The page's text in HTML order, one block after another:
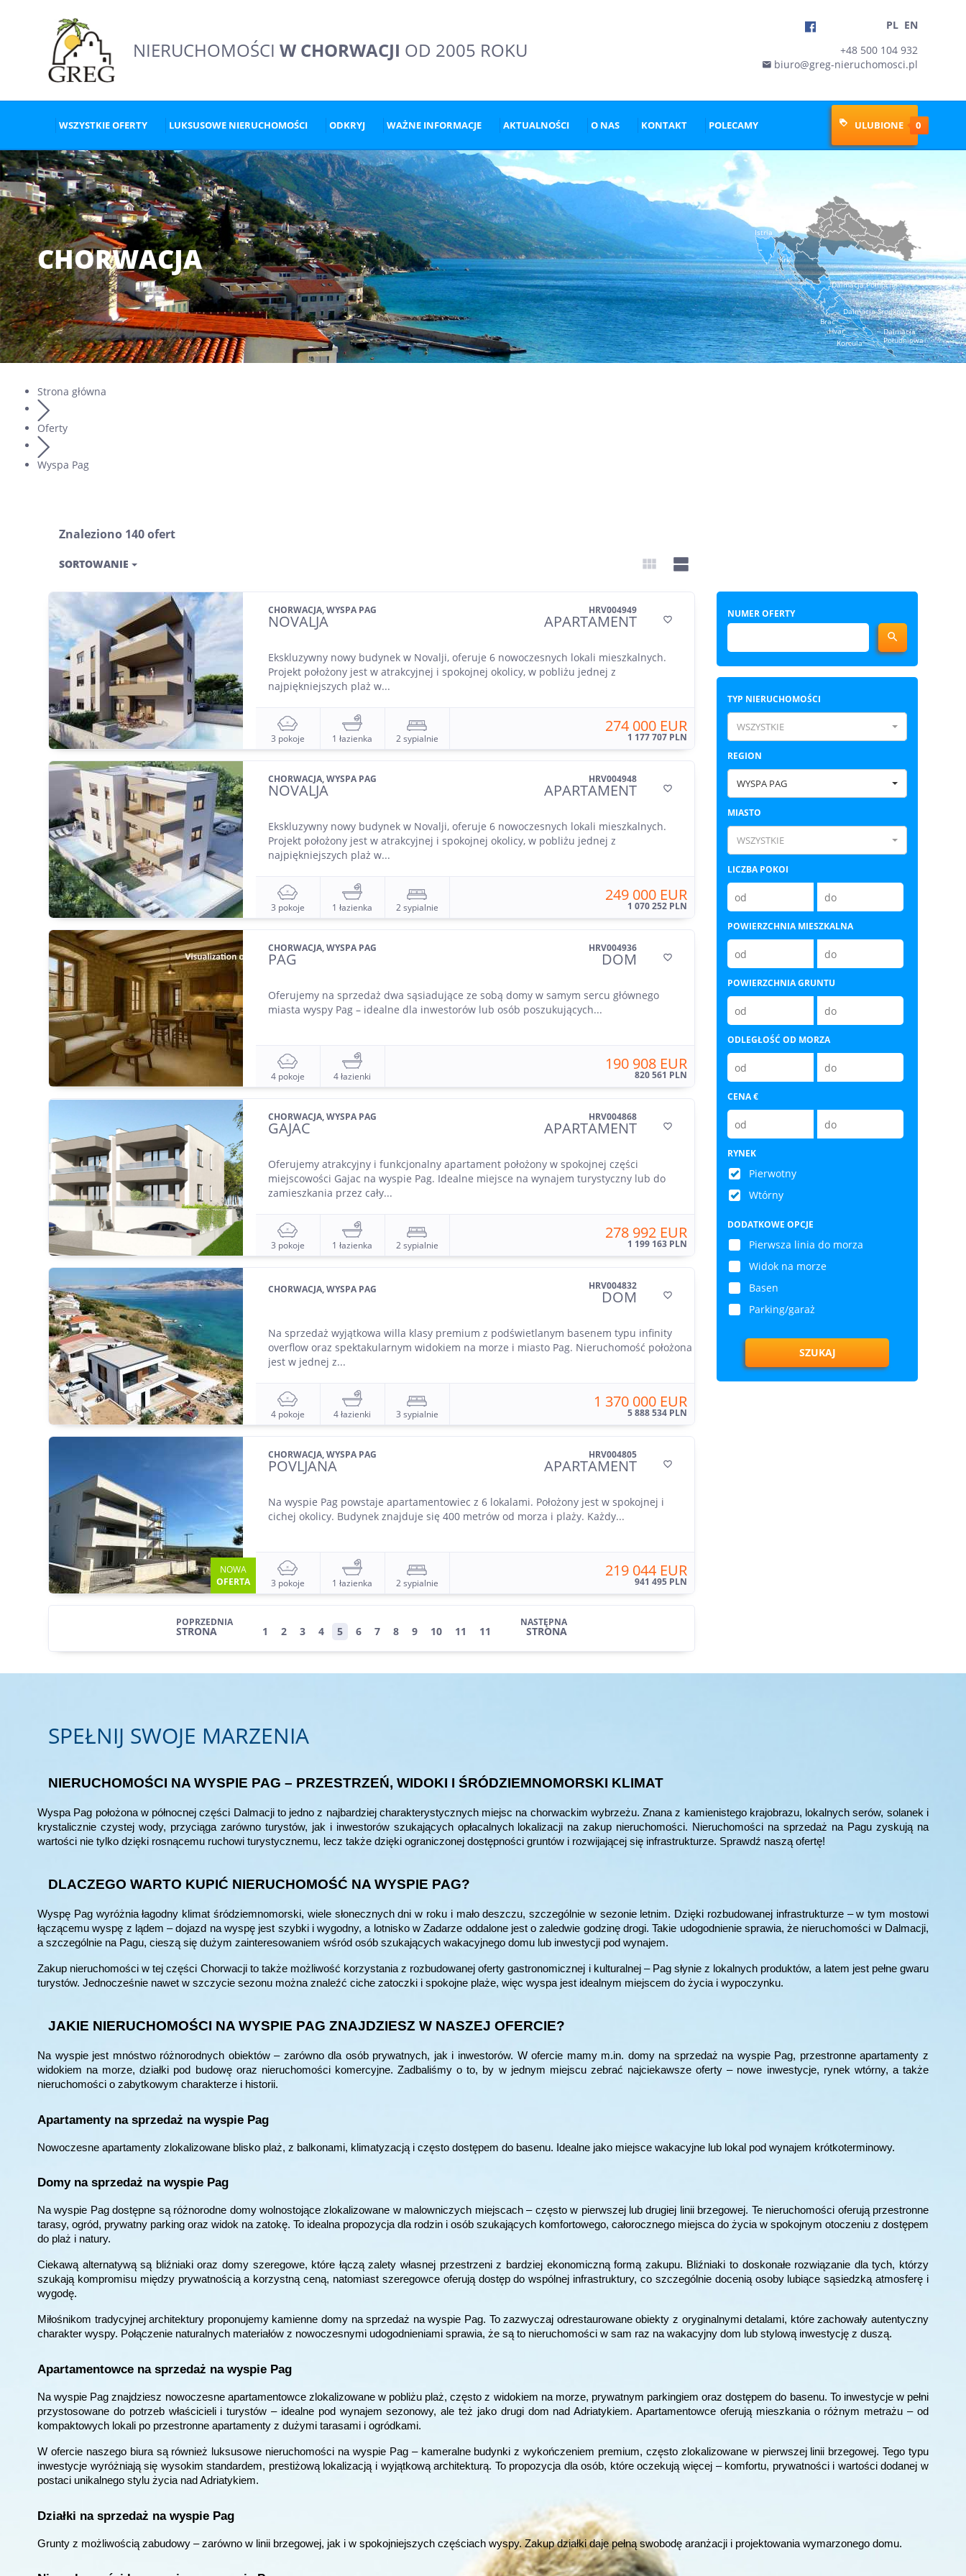
NIERUCHOMOŚCIW CHORWACJI OD 2005 ROKU
PL EN
+48 500 104 932
biuro@greg-nieruchomosci.pl
WSZYSTKIE OFERTY LUKSUSOWE NIERUCHOMOŚCI ODKRYJ WAŻNE INFORMACJE AKTUALNOŚCI O NAS KONTAKT POLECAMY  ULUBIONE 0
Istria
Dalmacja Północna
Dalmacja Środkowa
Dalmacja
Południowa
Krk
Brac
Hvar
Korcula
CHORWACJA
Strona główna
Oferty
Wyspa Pag
Znaleziono 140 ofert
SORTOWANIE  
CHORWACJA, WYSPA PAG
NOVALJA
HRV004949
APARTAMENT 
Ekskluzywny nowy budynek w Novalji, oferuje 6 nowoczesnych lokali mieszkalnych.
Projekt położony jest w atrakcyjnej i spokojnej okolicy, w pobliżu jednej z
najpiękniejszych plaż w...
3 pokoje 1 łazienka 2 sypialnie
274 000 EUR
1 177 707 PLN
CHORWACJA, WYSPA PAG
NOVALJA
HRV004948
APARTAMENT 
Ekskluzywny nowy budynek w Novalji, oferuje 6 nowoczesnych lokali mieszkalnych.
Projekt położony jest w atrakcyjnej i spokojnej okolicy, w pobliżu jednej z
najpiękniejszych plaż w...
3 pokoje 1 łazienka 2 sypialnie
249 000 EUR
1 070 252 PLN
CHORWACJA, WYSPA PAG
PAG
HRV004936
DOM 
Oferujemy na sprzedaż dwa sąsiadujące ze sobą domy w samym sercu głównego
miasta wyspy Pag – idealne dla inwestorów lub osób poszukujących...
4 pokoje 4 łazienki
190 908 EUR
820 561 PLN
CHORWACJA, WYSPA PAG
GAJAC
HRV004868
APARTAMENT 
Oferujemy atrakcyjny i funkcjonalny apartament położony w spokojnej części
miejscowości Gajac na wyspie Pag. Idealne miejsce na wynajem turystyczny lub do
zamieszkania przez cały...
3 pokoje 1 łazienka 2 sypialnie
278 992 EUR
1 199 163 PLN
CHORWACJA, WYSPA PAG HRV004832
DOM 
Na sprzedaż wyjątkowa willa klasy premium z podświetlanym basenem typu infinity
overflow oraz spektakularnym widokiem na morze i miasto Pag. Nieruchomość położona
jest w jednej z...
4 pokoje 4 łazienki 3 sypialnie
1 370 000 EUR
5 888 534 PLN
NOWA
OFERTA
CHORWACJA, WYSPA PAG
POVLJANA
HRV004805
APARTAMENT 
Na wyspie Pag powstaje apartamentowiec z 6 lokalami. Położony jest w spokojnej i
cichej okolicy. Budynek znajduje się 400 metrów od morza i plaży. Każdy...
3 pokoje 1 łazienka 2 sypialnie
219 044 EUR
941 495 PLN
POPRZEDNIA
STRONA 1 2 3 4 5 6 7 8 9 10 11 11
NASTĘPNA
STRONA
NUMER OFERTY

TYP NIERUCHOMOŚCI
WSZYSTKIE
REGION
WYSPA PAG
MIASTO
WSZYSTKIE
LICZBA POKOI
POWIERZCHNIA MIESZKALNA
POWIERZCHNIA GRUNTU
ODLEGŁOŚĆ OD MORZA
CENA €
RYNEK
Pierwotny
Wtórny
DODATKOWE OPCJE
Pierwsza linia do morza
Widok na morze
Basen
Parking/garaż
SZUKAJ
SPEŁNIJ SWOJE MARZENIA
NIERUCHOMOŚCI NA WYSPIE PAG – PRZESTRZEŃ, WIDOKI I ŚRÓDZIEMNOMORSKI KLIMAT
Wyspa Pag położona w północnej części Dalmacji to jedno z najbardziej charakterystycznych miejsc na chorwackim wybrzeżu. Znana z kamienistego krajobrazu, lokalnych serów, solanek i
krystalicznie czystej wody, przyciąga zarówno turystów, jak i inwestorów szukających opłacalnych lokalizacji na zakup nieruchomości. Nieruchomości na sprzedaż na Pagu zyskują na
wartości nie tylko dzięki rosnącemu ruchowi turystycznemu, lecz także dzięki ograniczonej dostępności gruntów i rozwijającej się infrastrukturze. Sprawdź naszą ofertę!
DLACZEGO WARTO KUPIĆ NIERUCHOMOŚĆ NA WYSPIE PAG?
Wyspę Pag wyróżnia łagodny klimat śródziemnomorski, wiele słonecznych dni w roku i mało deszczu, szczególnie w sezonie letnim. Dzięki rozbudowanej infrastrukturze – w tym mostowi
łączącemu wyspę z lądem – dojazd na wyspę jest szybki i wygodny, a lotnisko w Zadarze oddalone jest o zaledwie godzinę drogi. Takie udogodnienie sprawia, że nieruchomości w Dalmacji,
a szczególnie na Pagu, cieszą się dużym zainteresowaniem wśród osób szukających wakacyjnego domu lub inwestycji pod wynajem.
Zakup nieruchomości w tej części Chorwacji to także możliwość korzystania z rozbudowanej oferty gastronomicznej i kulturalnej – Pag słynie z lokalnych produktów, a latem jest pełne gwaru
turystów. Jednocześnie nawet w szczycie sezonu można znaleźć ciche zatoczki i spokojne plaże, więc wyspa jest idealnym miejscem do życia i wypoczynku.
JAKIE NIERUCHOMOŚCI NA WYSPIE PAG ZNAJDZIESZ W NASZEJ OFERCIE?
Na wyspie jest mnóstwo różnorodnych obiektów – zarówno dla osób prywatnych, jak i inwestorów. W ofercie mamy m.in. domy na sprzedaż na wyspie Pag, przestronne apartamenty z
widokiem na morze, działki pod budowę oraz nieruchomości komercyjne. Zadbaliśmy o to, by w jednym miejscu zebrać najciekawsze oferty – nowe inwestycje, rynek wtórny, a także
nieruchomości o zabytkowym charakterze i historii.
Apartamenty na sprzedaż na wyspie Pag
Nowoczesne apartamenty zlokalizowane blisko plaż, z balkonami, klimatyzacją i często dostępem do basenu. Idealne jako miejsce wakacyjne lub lokal pod wynajem krótkoterminowy.
Domy na sprzedaż na wyspie Pag
Na wyspie Pag dostępne są różnorodne domy wolnostojące zlokalizowane w malowniczych miejscach – często w pierwszej lub drugiej linii brzegowej. Te nieruchomości oferują przestronne
tarasy, ogród, prywatny parking oraz widok na zatokę. To idealna propozycja dla rodzin i osób szukających komfortowego, całorocznego miejsca do życia w spokojnym otoczeniu z dostępem
do plaż i natury.
Ciekawą alternatywą są bliźniaki oraz domy szeregowe, które łączą zalety własnej przestrzeni z bardziej ekonomiczną formą zakupu. Bliźniaki to doskonałe rozwiązanie dla tych, którzy
szukają kompromisu między prywatnością a korzystną ceną, natomiast szeregowce oferują dostęp do wspólnej infrastruktury, co szczególnie docenią osoby lubiące sąsiedzką atmosferę i
wygodę.
Miłośnikom tradycyjnej architektury proponujemy kamienne domy na sprzedaż na wyspie Pag. To zazwyczaj odrestaurowane obiekty z oryginalnymi detalami, które zachowały autentyczny
charakter wyspy. Połączenie naturalnych materiałów z nowoczesnymi udogodnieniami sprawia, że są to nieruchomości w sam raz na wakacyjny dom lub stylową inwestycję z duszą.
Apartamentowce na sprzedaż na wyspie Pag
Na wyspie Pag znajdziesz nowoczesne apartamentowce zlokalizowane w pobliżu plaż, często z widokiem na morze, prywatnym parkingiem oraz dostępem do basenu. To inwestycje w pełni
przystosowane do potrzeb właścicieli i turystów – idealne pod wynajem sezonowy, ale też jako drugi dom nad Adriatykiem. Apartamentowce oferują mieszkania o różnym metrażu – od
kompaktowych lokali po przestronne apartamenty z dużymi tarasami i ogródkami.
W ofercie naszego biura są również luksusowe nieruchomości na wyspie Pag – kameralne budynki z wykończeniem premium, często zlokalizowane w pierwszej linii brzegowej. Tego typu
inwestycje wyróżniają się wysokim standardem, prestiżową lokalizacją i wyjątkową architekturą. To propozycja dla osób, które oczekują więcej – komfortu, prywatności i wartości dodanej w
postaci unikalnego stylu życia nad Adriatykiem.
Działki na sprzedaż na wyspie Pag
Grunty z możliwością zabudowy – zarówno w linii brzegowej, jak i w spokojniejszych częściach wyspy. Zakup działki daje pełną swobodę aranżacji i projektowania wymarzonego domu.